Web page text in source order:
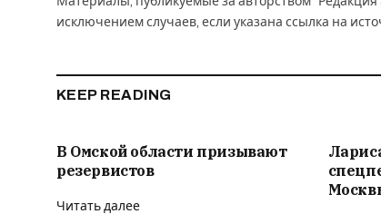
исключением случаев, если указана ссылка на
KEEP READING
В Омской области призывают
резервистов
Читать далее